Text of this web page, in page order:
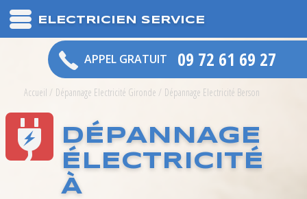
ELECTRICIEN SERVICE
APPEL GRATUIT 09 72 61 69 27
Accueil / Dépannage Electricité Gironde / Dépannage Electricité Berson
DÉPANNAGE
ÉLECTRICITÉ
À